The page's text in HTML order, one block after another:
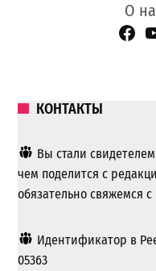
О
КОНТАКТЫ
Вы стали
чем поделится с
обязательно свяжемся
Идентификатор в
05363